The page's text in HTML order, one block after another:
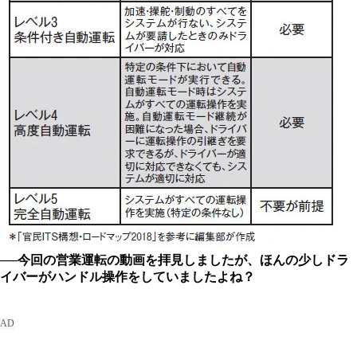
──今回の営業運転の動画を拝見しましたが、ほんの少しドラ
イバーがハンドル操作をしていましたよね？